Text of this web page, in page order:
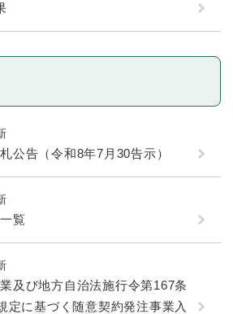
公告（令和8年7月30告示）
覧
及び地方自治法施行令第167条
定に基づく随意契約発注事業入